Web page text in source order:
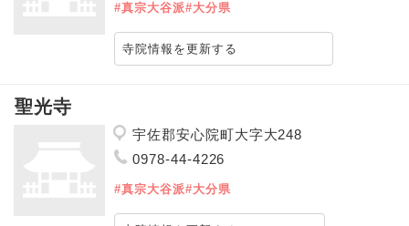
#真宗大谷派#大分県
寺院情報を更新する
聖光寺
宇佐郡安心院町大字大248
0978-44-4226
#真宗大谷派#大分県